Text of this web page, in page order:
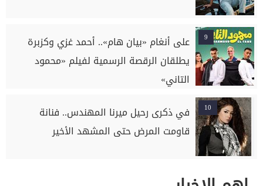
9
على أنغام «بيان هام».. أحمد غزي وكزبرة
يطلقان الرقصة الرسمية لفيلم «محمود
التاني»
10
في ذكرى رحيل ميرنا المهندس.. فنانة
قاومت المرض حتى المشهد الأخير